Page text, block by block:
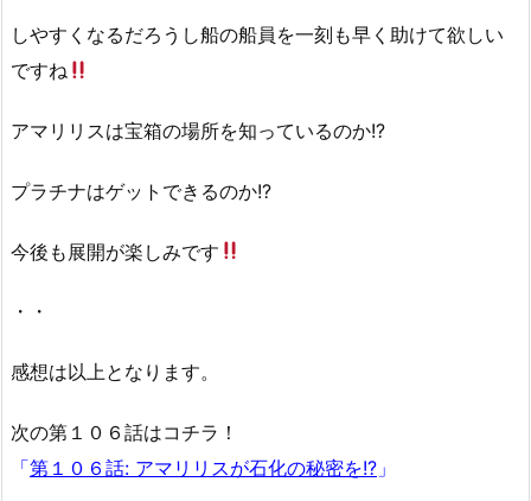
しやすくなるだろうし船の船員を一刻も早く助けて欲しい
ですね
アマリリスは宝箱の場所を知っているのか!?
プラチナはゲットできるのか!?
今後も展開が楽しみです
・・
感想は以上となります。
次の第１０６話はコチラ！
「第１０６話: アマリリスが石化の秘密を!? 」